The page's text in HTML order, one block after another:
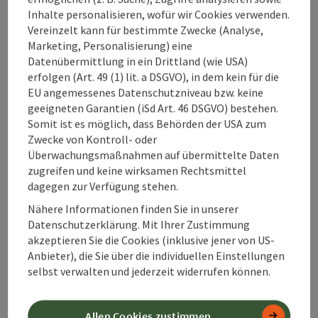
Was bedeutet
Yolates
eigentlich?
Welche Übungen
erwarten dich auf
dem Yolatespfad?
Wie ergänzt der
Yolatespfad einen
Thermenbesuch
in Bad Hall?
Inhalte personalisieren, wofür wir Cookies verwenden.
Vereinzelt kann für bestimmte Zwecke (Analyse,
Marketing, Personalisierung) eine
Datenübermittlung in ein Drittland (wie USA)
erfolgen (Art. 49 (1) lit. a DSGVO), in dem kein für die
EU angemessenes Datenschutzniveau bzw. keine
geeigneten Garantien (iSd Art. 46 DSGVO) bestehen.
Somit ist es möglich, dass Behörden der USA zum
Zwecke von Kontroll- oder
Überwachungsmaßnahmen auf übermittelte Daten
zugreifen und keine wirksamen Rechtsmittel
dagegen zur Verfügung stehen.
Nähere Informationen finden Sie in unserer
Datenschutzerklärung. Mit Ihrer Zustimmung
akzeptieren Sie die Cookies (inklusive jener von US-
Anbieter), die Sie über die individuellen Einstellungen
selbst verwalten und jederzeit widerrufen können.